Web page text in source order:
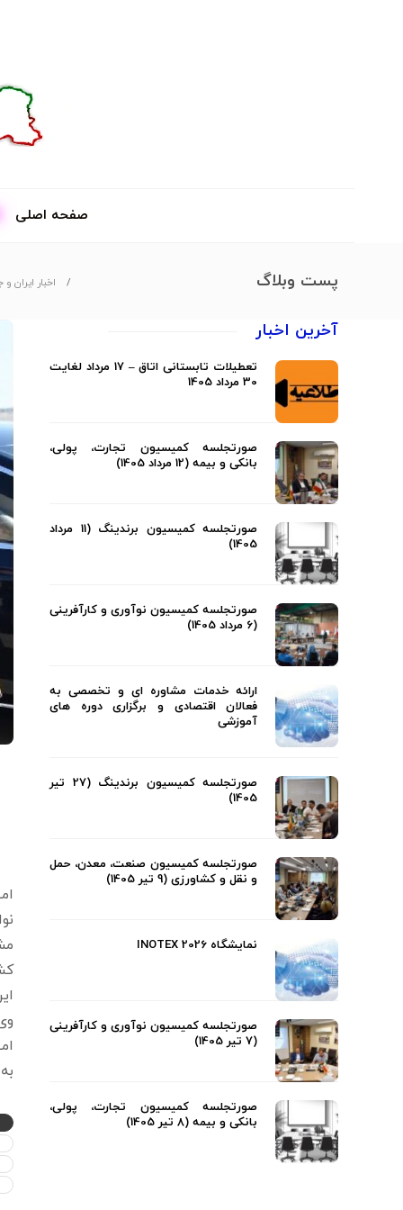
صفحه اصلی
پست وبلاگ اخبار ایران و
وی
به
آخرین اخبار
تعطیلات تابستانی اتاق – 17 مرداد لغایت
30 مرداد 1405
صورتجلسه کمیسیون تجارت، پولی،
بانکی و بیمه (12 مرداد 1405)
صورتجلسه کمیسیون برندینگ (11 مرداد
1405)
صورتجلسه کمیسیون نوآوری و کارآفرینی
(6 مرداد 1405)
ارائه خدمات مشاوره ای و تخصصی به
فعالان اقتصادی و برگزاری دوره های
آموزشی
صورتجلسه کمیسیون برندینگ (27 تیر
1405)
صورتجلسه کمیسیون صنعت، معدن، حمل
و نقل و کشاورزی (9 تیر 1405)
نمایشگاه INOTEX 2026
صورتجلسه کمیسیون نوآوری و کارآفرینی
(7 تیر 1405)
صورتجلسه کمیسیون تجارت، پولی،
بانکی و بیمه (8 تیر 1405)